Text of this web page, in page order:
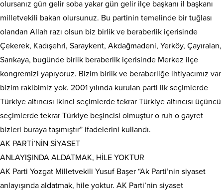
olursanız gün gelir soba yakar gün gelir ilçe başkanı il başkanı
milletvekili bakan olursunuz. Bu partinin temelinde bir tuğlası
olandan Allah razı olsun biz birlik ve beraberlik içerisinde
Çekerek, Kadışehri, Saraykent, Akdağmadeni, Yerköy, Çayıralan,
Sarıkaya, bugünde birlik beraberlik içerisinde Merkez ilçe
kongremizi yapıyoruz. Bizim birlik ve beraberliğe ihtiyacımız var
bizim rakibimiz yok. 2001 yılında kurulan parti ilk seçimlerde
Türkiye altıncısı ikinci seçimlerde tekrar Türkiye altıncısı üçüncü
seçimlerde tekrar Türkiye beşincisi olmuştur o ruh o gayret
bizleri buraya taşımıştır” ifadelerini kullandı.
AK PARTİ’NİN SİYASET
ANLAYIŞINDA ALDATMAK, HİLE YOKTUR
AK Parti Yozgat Milletvekili Yusuf Başer “Ak Parti’nin siyaset
anlayışında aldatmak, hile yoktur. AK Parti’nin siyaset